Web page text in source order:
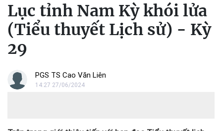
Lục tỉnh Nam Kỳ khói lửa
(Tiểu thuyết Lịch sử) - Kỳ
29
PGS TS Cao Văn Liên
14:27 27/06/2024